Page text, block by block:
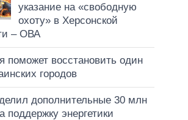
указание на «свободную
охоту» в Херсонской
– ОВА
поможет восстановить один
городов
дополнительные 30 млн
поддержку энергетики